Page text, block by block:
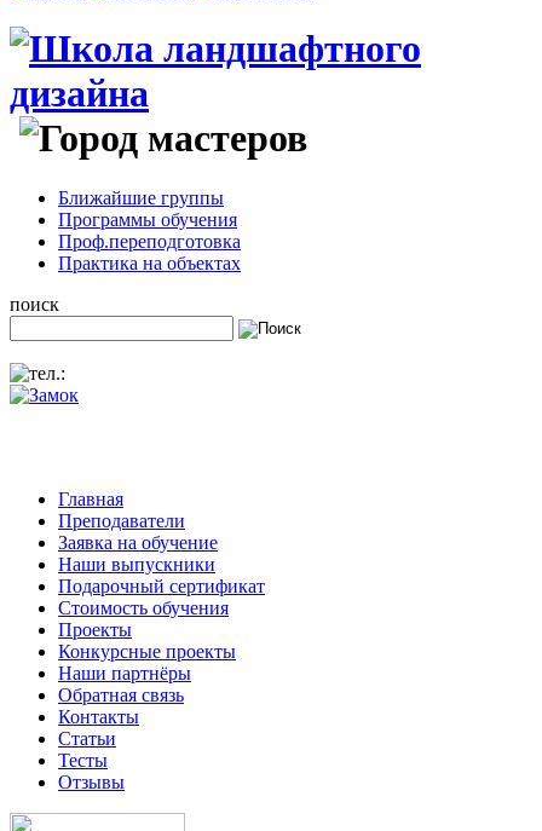
Ближайшие группы
Программы обучения
Проф.переподготовка
Практика на объектах
поиск
Главная
Преподаватели
Заявка на обучение
Наши выпускники
Подарочный сертификат
Стоимость обучения
Проекты
Конкурсные проекты
Наши партнёры
Обратная связь
Контакты
Статьи
Тесты
Отзывы